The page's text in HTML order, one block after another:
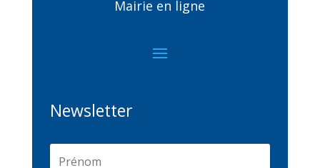
Mairie en ligne
Newsletter